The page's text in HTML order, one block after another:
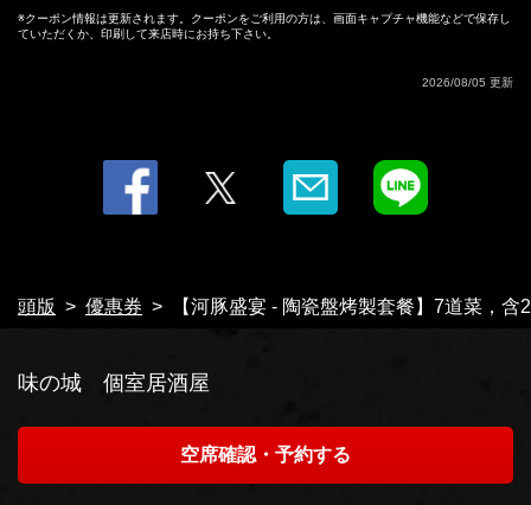
クーポン情報は更新されます。クーポンをご利用の方は、画面キャプチャ機能などで保存し
ていただくか、印刷して来店時にお持ち下さい。
2026/08/05 更新
頭版 優惠券 【河豚盛宴 - 陶瓷盤烤製套餐】7道菜，
徳島県徳島市両国本町２-26-2
https://ajinoshiro-tks.owst.jp/coupons/208983612
味の城 個室居酒屋
空席確認・予約する